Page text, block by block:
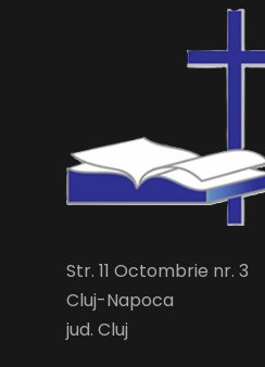
Str. 11 Octombrie nr. 3
Cluj-Napoca
jud. Cluj